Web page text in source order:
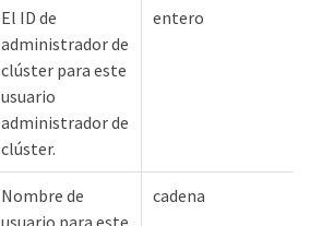
El ID de
administrador de
clúster para este
usuario
administrador de
clúster.
entero
Nombre de
usuario para este
cadena